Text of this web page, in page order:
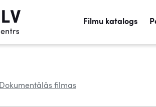
Filmu katalogs
Dokumentālās filmas